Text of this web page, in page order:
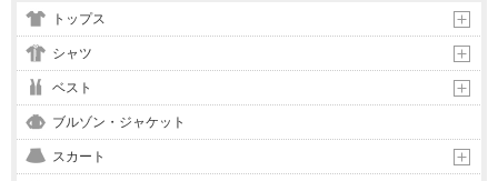
トップス
シャツ
ベスト
ブルゾン・ジャケット
スカート